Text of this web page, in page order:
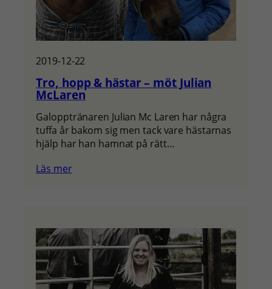
2019-12-22
Tro, hopp & hästar – möt Julian
McLaren
Galopptränaren Julian Mc Laren har några
tuffa år bakom sig men tack vare hästarnas
hjälp har han hamnat på rätt…
Läs mer